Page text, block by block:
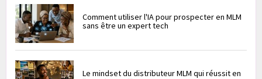
Comment utiliser l'IA pour prospecter en MLM
sans être un expert tech
Le mindset du distributeur MLM qui réussit en